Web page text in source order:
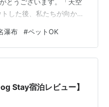
した後、私たちが向かっ
こともあるけれど、実は
1度実物を見ておきたかっ
キレイだそうですが、今
ていて、訪れたのが12月
す。 そのせいか観光客も
瀑布 #ペットOK
Stay宿泊レビュー】